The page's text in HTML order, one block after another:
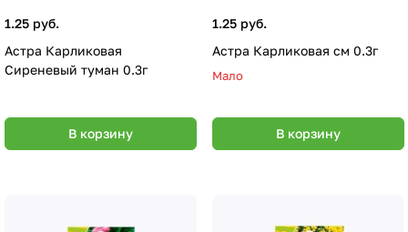
1.25 руб.
Астра Карликовая
Сиреневый туман 0.3г
В корзину
1.25 руб.
Астра Карликовая см 0.3г
Мало
В корзину